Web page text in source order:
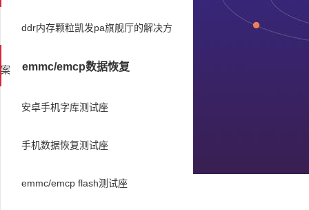
ddr内存颗粒凯发pa旗舰厅的解决方
案 emmc/emcp数据恢复
安卓手机字库测试座
手机数据恢复测试座
emmc/emcp flash测试座